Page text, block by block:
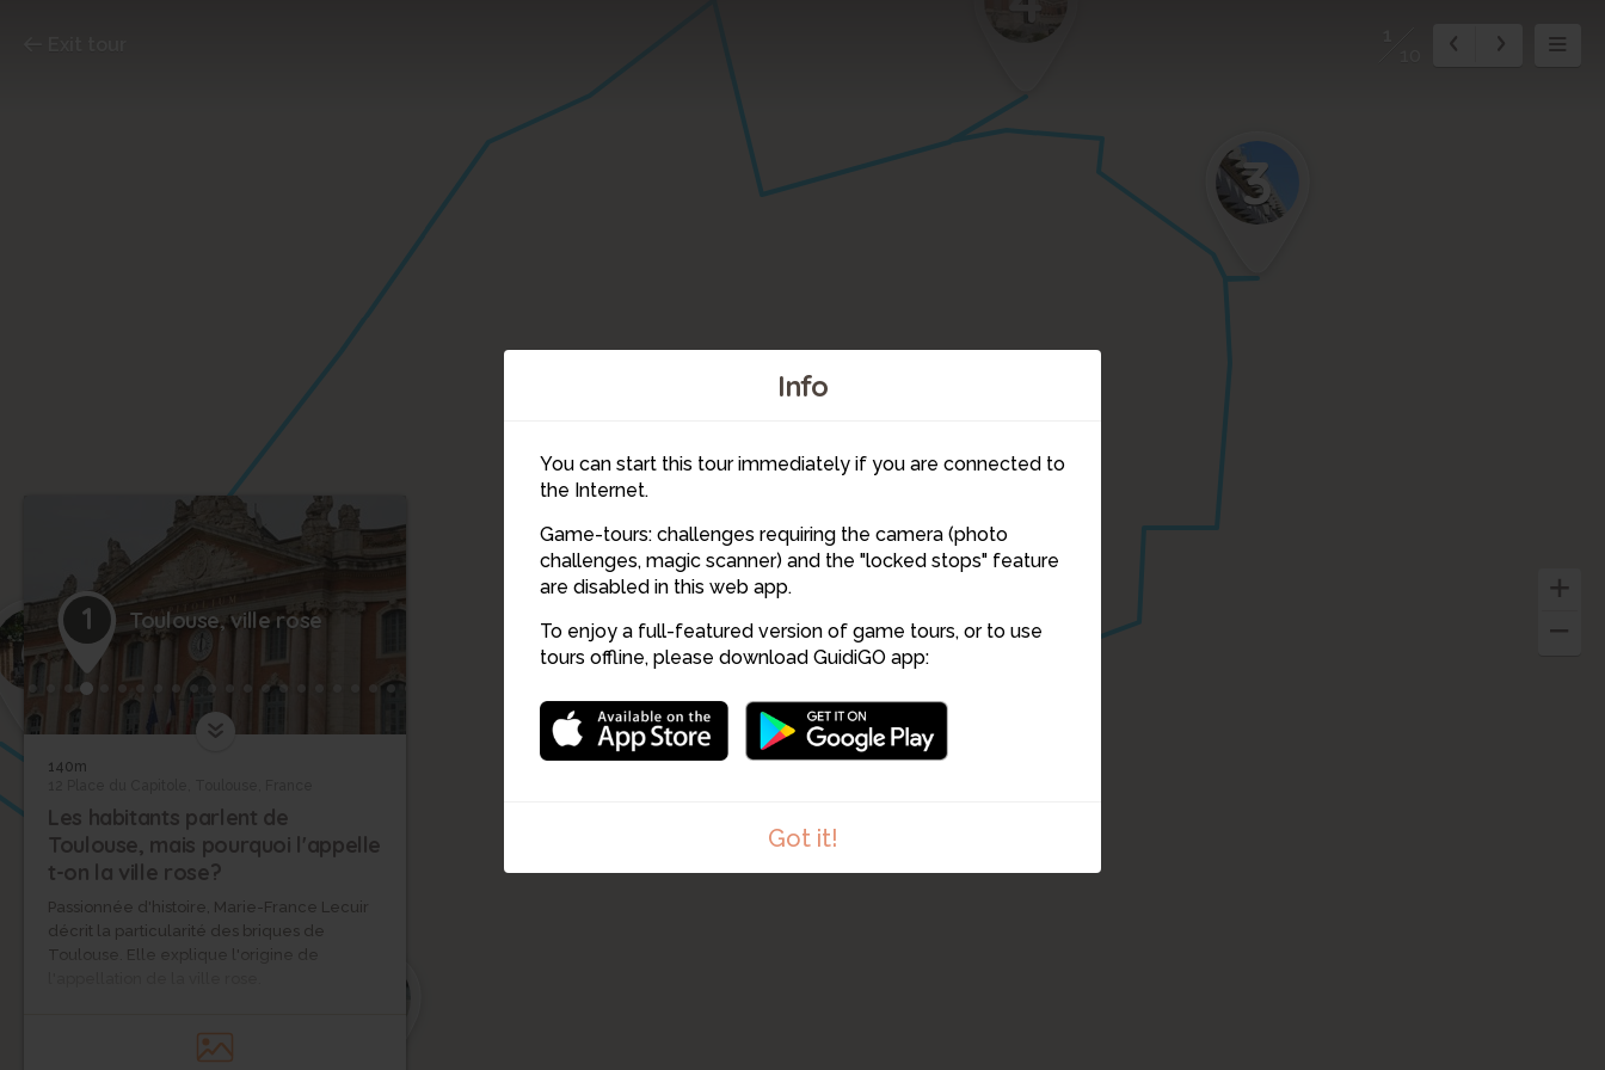
Info
You can start this tour immediately if you are connected to
the Internet.
Game-tours: challenges requiring the camera (photo
challenges, magic scanner) and the "locked stops" feature
are disabled in this web app.
To enjoy a full-featured version of game tours, or to use
tours offline, please download GuidiGO app:
Got it!
8
6
3
2
1
1 Toulouse, ville rose
140m
Les habitants parlent de
Toulouse, mais pourquoi l'appelle
t-on la ville rose?
Passionnée d'histoire, Marie-France Lecuir
décrit la particularité des briques de
Toulouse. Elle explique l'origine de